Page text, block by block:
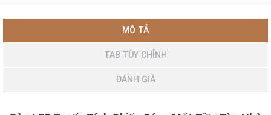
MÔ TẢ
TAB TÙY CHỈNH
ĐÁNH GIÁ